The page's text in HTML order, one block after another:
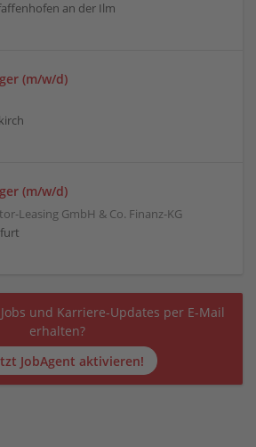
an der Ilm
(m/w/d)
(m/w/d)
Leasing GmbH & Co. Finanz-KG
und Karriere-Updates per E-Mail
erhalten?
JobAgent aktivieren!